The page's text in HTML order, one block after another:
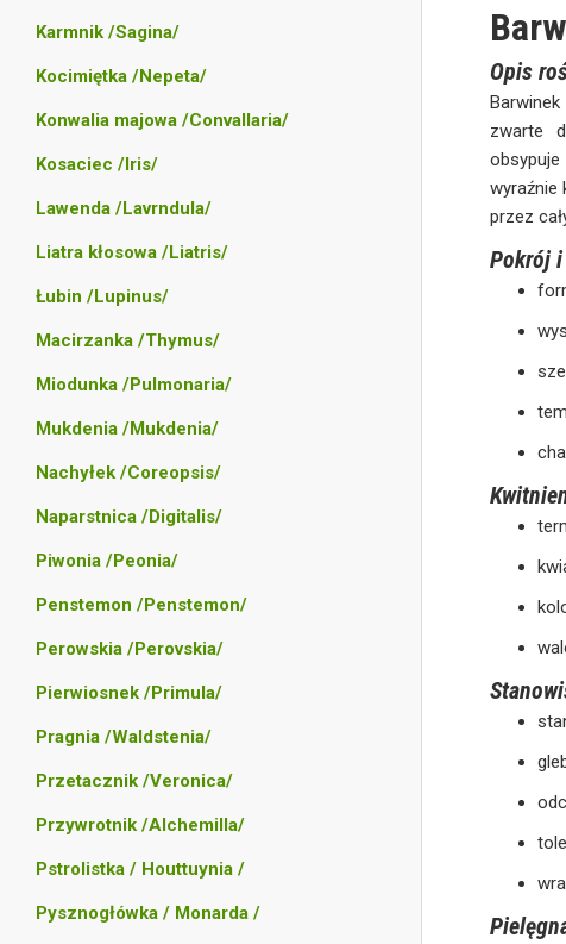
Karmnik /Sagina/
Kocimiętka /Nepeta/
Konwalia majowa /Convallaria/
Kosaciec /Iris/
Lawenda /Lavrndula/
Liatra kłosowa /Liatris/
Łubin /Lupinus/
Macirzanka /Thymus/
Miodunka /Pulmonaria/
Mukdenia /Mukdenia/
Nachyłek /Coreopsis/
Naparstnica /Digitalis/
Piwonia /Peonia/
Penstemon /Penstemon/
Perowskia /Perovskia/
Pierwiosnek /Primula/
Pragnia /Waldstenia/
Przetacznik /Veronica/
Przywrotnik /Alchemilla/
Pstrolistka / Houttuynia /
Pysznogłówka / Monarda /
Opis
zwarte
wyraźnie
przez
Pokrój